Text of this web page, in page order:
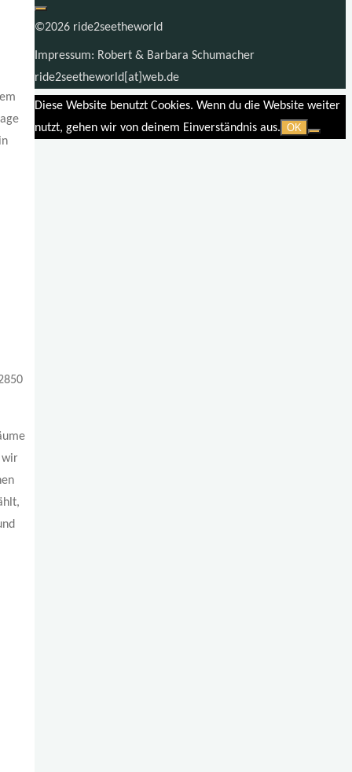
wir
©2026 ride2seetheworld
Impressum: Robert & Barbara Schumacher
ride2seetheworld[at]web.de
Diese Website benutzt Cookies. Wenn du die Website weiter
nutzt, gehen wir von deinem Einverständnis aus. OK